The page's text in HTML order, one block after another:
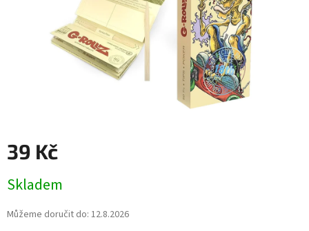
39 Kč
cena:
Skladem
Můžeme doručit do: 12.8.2026